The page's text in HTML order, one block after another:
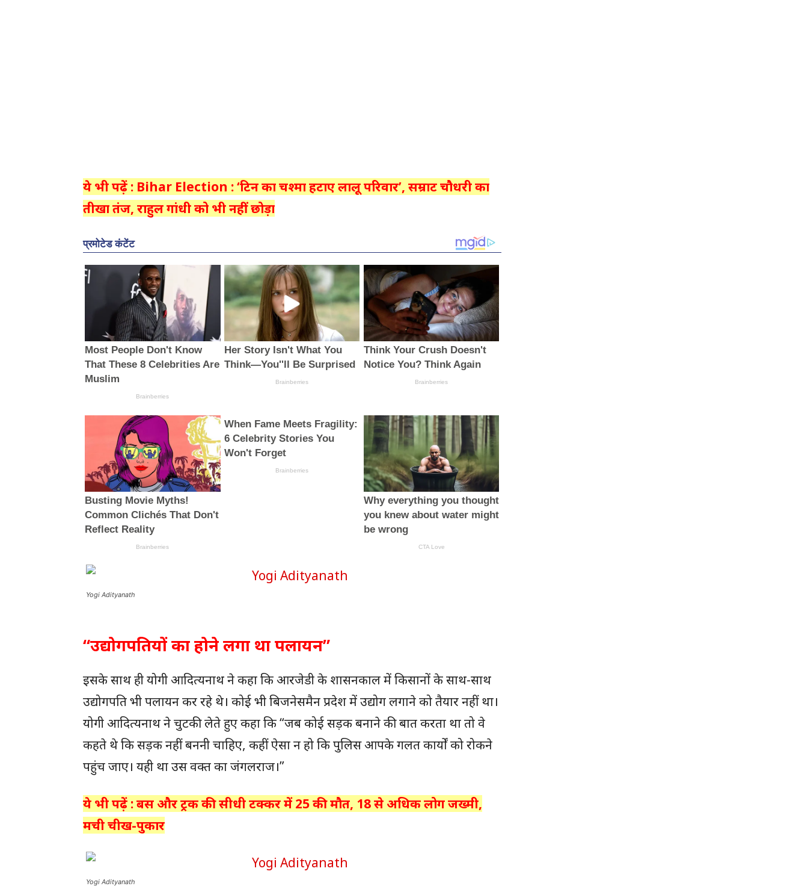
ये भी पढ़ें : Bihar Election : ‘टिन का चश्मा हटाए लालू परिवार’, सम्राट चौधरी का
तीखा तंज, राहुल गांधी को भी नहीं छोड़ा
Yogi Adityanath
“उद्योगपतियों का होने लगा था पलायन”
इसके साथ ही योगी आदित्यनाथ ने कहा कि आरजेडी के शासनकाल में किसानों के साथ-साथ
उद्योगपति भी पलायन कर रहे थे। कोई भी बिजनेसमैन प्रदेश में उद्योग लगाने को तैयार नहीं था।
योगी आदित्यनाथ ने चुटकी लेते हुए कहा कि “जब कोई सड़क बनाने की बात करता था तो वे
कहते थे कि सड़क नहीं बननी चाहिए, कहीं ऐसा न हो कि पुलिस आपके गलत कार्यों को रोकने
पहुंच जाए। यही था उस वक्त का जंगलराज।”
ये भी पढ़ें : बस और ट्रक की सीधी टक्कर में 25 की मौत, 18 से अधिक लोग जख्मी,
मची चीख-पुकार
Yogi Adityanath